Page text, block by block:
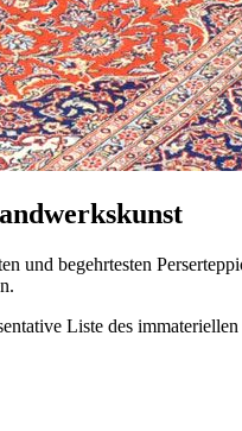
und begehrtesten
Liste des